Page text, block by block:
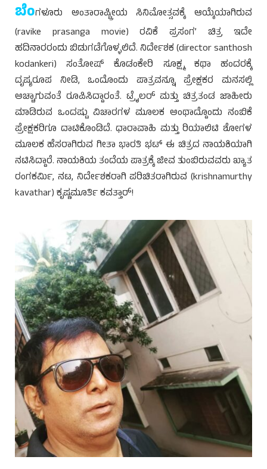
ಬೆಂಗಳೂರು ಅಂತಾರಾಷ್ಟ್ರೀಯ ಸಿನಿಮೋತ್ಸವಕ್ಕೆ ಆಯ್ಕೆಯಾಗಿರುವ
(ravike prasanga movie) ರವಿಕೆ ಪ್ರಸಂಗ’ ಚಿತ್ರ ಇದೇ
ಹದಿನಾರರಂದು ಬಿಡುಗಡೆಗೊಳ್ಳಲಿದೆ. ನಿರ್ದೇಶಕ (director santhosh
kodankeri) ಸಂತೋಷ್ ಕೊಡಂಕೇರಿ ಸೂಕ್ಷ್ಮ ಕಥಾ ಹಂದರಕ್ಕೆ
ದೃಷ್ಯರೂಪ ನೀಡಿ, ಒಂದೊಂದು ಪಾತ್ರವನ್ನೂ ಪ್ರೇಕ್ಷಕರ ಮನಸಲ್ಲಿ
ಅಚ್ಚಾಗುವಂತೆ ರೂಪಿಸಿದ್ದಾರಂತೆ. ಟ್ರೈಲರ್ ಮತ್ತು ಚಿತ್ರತಂಡ ಜಾಹೀರು
ಮಾಡಿರುವ ಒಂದಷ್ಟು ವಿಚಾರಗಳ ಮೂಲಕ ಅಂಥಾದ್ದೊಂದು ನಂಬಿಕೆ
ಪ್ರೇಕ್ಷಕರಿಗೂ ದಾಟಿಕೊಂಡಿದೆ. ಧಾರಾವಾಹಿ ಮತ್ತು ರಿಯಾಲಿಟಿ ಶೋಗಳ
ಮೂಲಕ ಹೆಸರಾಗಿರುವ ಗೀತಾ ಭಾರತಿ ಭಟ್ ಈ ಚಿತ್ರದ ನಾಯಕಿಯಾಗಿ
ನಟಿಸಿದ್ದಾರೆ. ನಾಯಕಿಯ ತಂದೆಯ ಪಾತ್ರಕ್ಕೆ ಜೀವ ತುಂಬಿರುವವರು ಖ್ಯಾತ
ರಂಗಕರ್ಮಿ, ನಟ, ನಿರ್ದೇಶಕರಾಗಿ ಪರಿಚಿತರಾಗಿರುವ (krishnamurthy
kavathar) ಕೃಷ್ಣಮೂರ್ತಿ ಕವತ್ತಾರ್!